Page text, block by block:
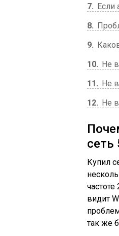
7
Если
8
9
10
Не
11
Не
12
Не
сеть
Купил
видит
так же